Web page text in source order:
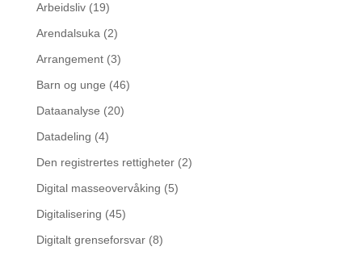
Arbeidsliv(19)
Arendalsuka (2)
Arrangement(3)
Barn og unge (46)
Dataanalyse (20)
Datadeling (4)
Den registrertes rettigheter(2)
Digital masseovervåking (5)
Digitalisering (45)
Digitalt grenseforsvar(8)